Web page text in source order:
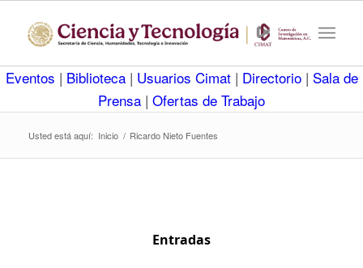
Eventos | Biblioteca | Usuarios Cimat | Directorio | Sala de
Prensa | Ofertas de Trabajo
Usted está aquí: Inicio / Ricardo Nieto Fuentes
Entradas